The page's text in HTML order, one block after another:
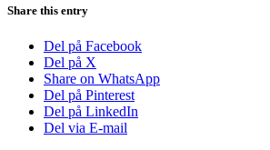
Share this entry
Del på Facebook
Del på X
Share on WhatsApp
Del på Pinterest
Del på LinkedIn
Del via E-mail